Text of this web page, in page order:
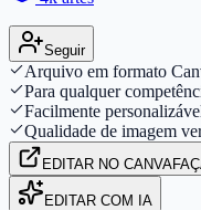
Seguir
Arquivo em formato
Para qualquer
Facilmente
Qualidade de imagem
EDITAR NO CANVA
EDITAR COM IA